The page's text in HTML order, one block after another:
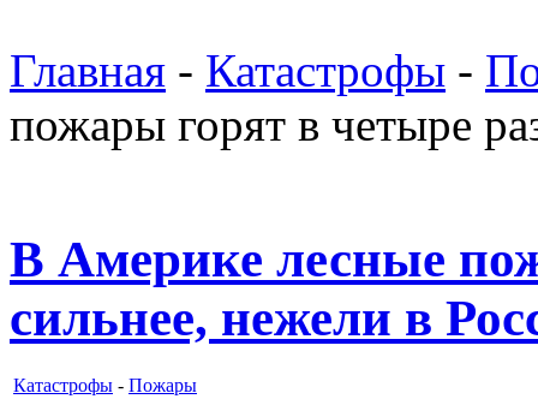
Главная - Катастрофы -
пожары горят в четыре
В Америке лесные
сильнее, нежели в
Катастрофы - Пожары